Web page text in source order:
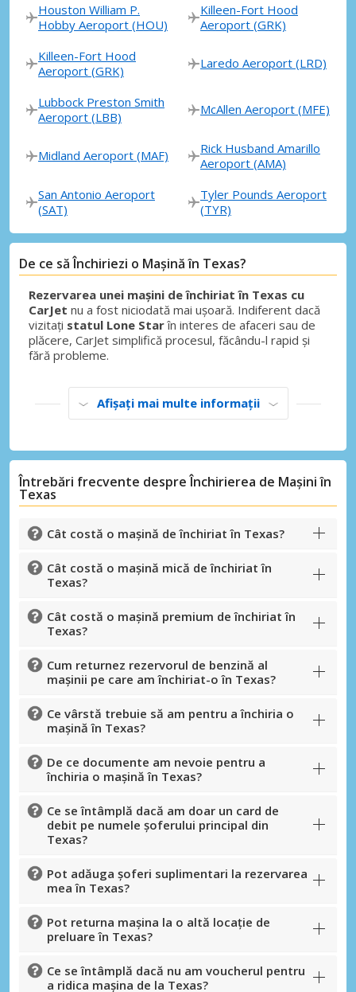
Economii de top
Accesați ofertele exclusive ale
furnizorilor noștri
Houston William P.
Hobby Aeroport (HOU)
Killeen-Fort Hood
Aeroport (GRK)
Killeen-Fort Hood
Aeroport (GRK)
Laredo Aeroport (LRD)
Lubbock Preston Smith
Aeroport (LBB)
McAllen Aeroport (MFE)
Midland Aeroport (MAF)
Rick Husband Amarillo
Aeroport (AMA)
San Antonio Aeroport
(SAT)
Tyler Pounds Aeroport
(TYR)
De ce să Închiriezi o Mașină în Texas?
Rezervarea unei mașini de închiriat în Texas cu
CarJet nu a fost niciodată mai ușoară. Indiferent dacă
vizitați statul Lone Starîn interes de afaceri sau de
plăcere, CarJet simplifică procesul, făcându-l rapid și
fără probleme.
Afișați mai multe informații
Întrebări frecvente despre Închirierea de Mașini în
Texas
Cât costă o mașină de închiriat în Texas?
Cât costă o mașină mică de închiriat în
Texas?
Cât costă o mașină premium de închiriat în
Texas?
Cum returnez rezervorul de benzină al
mașinii pe care am închiriat-o în Texas?
Ce vârstă trebuie să am pentru a închiria o
mașină în Texas?
De ce documente am nevoie pentru a
închiria o mașină în Texas?
Ce se întâmplă dacă am doar un card de
debit pe numele șoferului principal din
Texas?
Pot adăuga șoferi suplimentari la rezervarea
mea în Texas?
Pot returna mașina la o altă locație de
preluare în Texas?
Ce se întâmplă dacă nu am voucherul pentru
a ridica mașina de la Texas?